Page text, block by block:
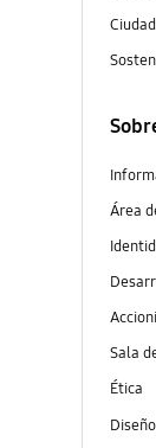
Área
Sala
Ética